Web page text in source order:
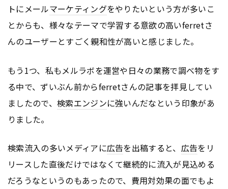
トにメールマーケティングをやりたいという方が多いこ
とからも、様々なテーマで学習する意欲の高いferretさ
んのユーザーとすごく親和性が高いと感じました。
もう1つ、私もメルラボを運営や日々の業務で調べ物をす
る中で、ずいぶん前からferretさんの記事を拝見してい
ましたので、 検索エンジンに強いんだなという印象があ
りました。
検索流入の多いメディアに広告を出稿すると、 広告をリ
リースした直後だけではなくて継続的に流入が見込める
だろうなというのもあったので、費用対効果の面でもよ